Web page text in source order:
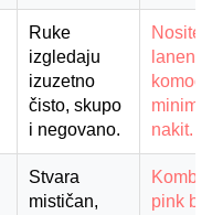
Ruke
izgledaju
izuzetno
čisto, skupo
i negovano.
Nosite
lanene
nakit.
Stvara
mističan,
pink